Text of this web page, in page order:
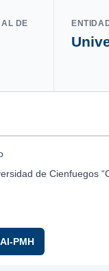
DE
de Cienfuegos
PMH